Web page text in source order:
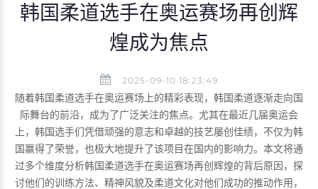
韩国柔道选手在奥运赛场再创辉
煌成为焦点
2025-09-10 18:23:49
随着韩国柔道选手在奥运赛场上的精彩表现，韩国柔道逐渐走向国
际舞台的前沿，成为了广泛关注的焦点。尤其在最近几届奥运会
上，韩国选手们凭借顽强的意志和卓越的技艺屡创佳绩，不仅为韩
国赢得了荣誉，也极大地提升了该项目在国内的影响力。本文将通
过多个维度分析韩国柔道选手在奥运赛场再创辉煌的背后原因，探
讨他们的训练方法、精神风貌及柔道文化对他们成功的推动作用，